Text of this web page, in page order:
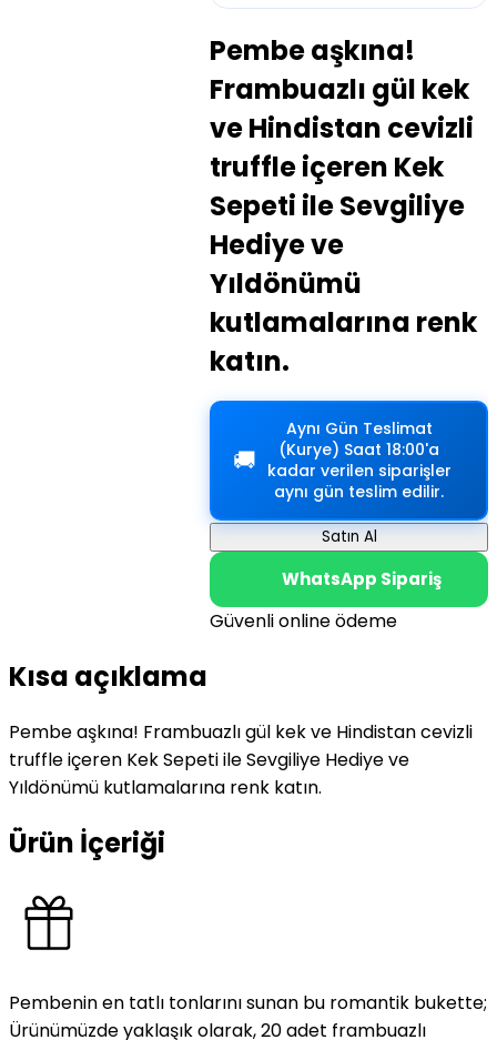
Pembe aşkına!
Frambuazlı gül kek
ve Hindistan cevizli
truffle içeren Kek
Sepeti ile Sevgiliye
Hediye ve
Yıldönümü
kutlamalarına renk
katın.
🚚
Aynı Gün Teslimat
(Kurye) Saat 18:00'a
kadar verilen siparişler
aynı gün teslim edilir.
Satın Al
WhatsApp Sipariş
Güvenli online ödeme
Kısa açıklama
Pembe aşkına! Frambuazlı gül kek ve Hindistan cevizli
truffle içeren Kek Sepeti ile Sevgiliye Hediye ve
Yıldönümü kutlamalarına renk katın.
Ürün İçeriği
Pembenin en tatlı tonlarını sunan bu romantik bukette;
Ürünümüzde yaklaşık olarak, 20 adet frambuazlı